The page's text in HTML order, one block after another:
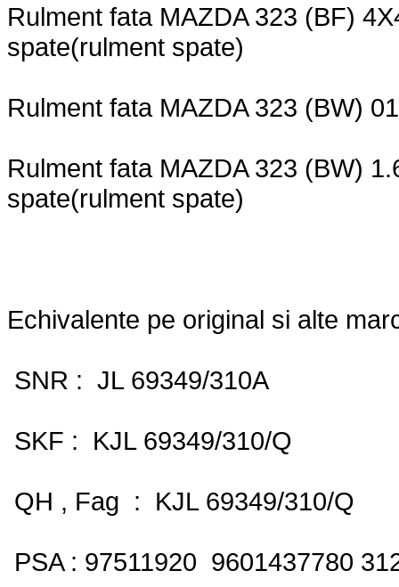
Rulment fata MAZDA 323 (BF)
spate(rulment spate)
Rulment fata MAZDA 323 (BW)
Rulment fata MAZDA 323 (BW)
spate(rulment spate)
Echivalente pe original si alte
SNR : JL 69349/310A
SKF : KJL 69349/310/Q
QH , Fag : KJL 69349/310/Q
PSA : 97511920 9601437780